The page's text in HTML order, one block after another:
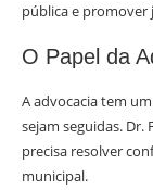
pública e promover
O Papel da
A advocacia tem
sejam seguidas. Dr.
precisa resolver
municipal.